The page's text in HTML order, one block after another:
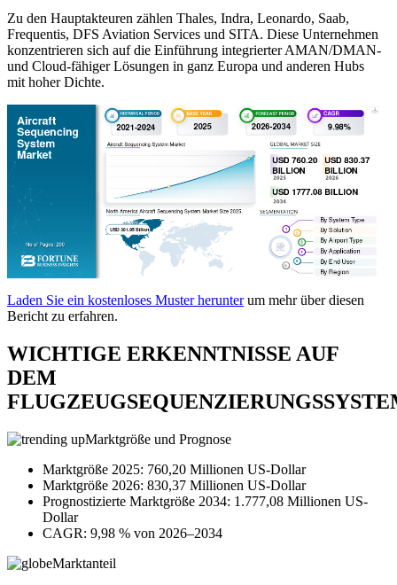
Zu den Hauptakteuren zählen Thales, Indra, Leonardo, Saab,
Frequentis, DFS Aviation Services und SITA. Diese Unternehmen
konzentrieren sich auf die Einführung integrierter AMAN/DMAN-
und Cloud-fähiger Lösungen in ganz Europa und anderen Hubs
mit hoher Dichte.
Laden Sie ein kostenloses Muster herunterum mehr über diesen
Bericht zu erfahren.
WICHTIGE ERKENNTNISSE AUF
DEM
Marktgröße und Prognose
Marktgröße 2025: 760,20 Millionen US-Dollar
Marktgröße 2026: 830,37 Millionen US-Dollar
Prognostizierte Marktgröße 2034: 1.777,08 Millionen US-
Dollar
CAGR: 9,98 % von 2026–2034
Marktanteil